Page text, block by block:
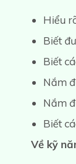
Hiểu
Biết
Biết
Nắm
Nắm
Biết
Về kỹ